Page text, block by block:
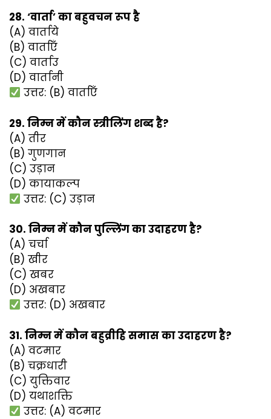
28. ‘वार्ता’ का बहुवचन रूप है
(A) वार्ताये
(B) वार्ताएँ
(C) वार्ताउ
(D) वार्तानी
उत्तर: (B) वार्ताएँ
29. निम्न में कौन स्त्रीलिंग शब्द है?
(A) तीर
(B) गुणगान
(C) उड़ान
(D) कायाकल्प
उत्तर: (C) उड़ान
30. निम्न में कौन पुल्लिंग का उदाहरण है?
(A) चर्चा
(B) खीर
(C) खबर
(D) अखबार
उत्तर: (D) अखबार
31. निम्न में कौन बहुव्रीहि समास का उदाहरण है?
(A) वटमार
(B) चक्रधारी
(C) युक्तिवार
(D) यथाशक्ति
उत्तर: (A) वटमार